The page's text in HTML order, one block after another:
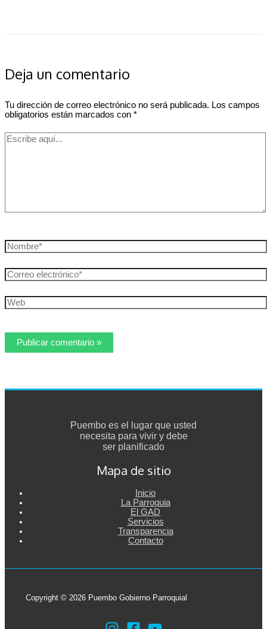
Deja un comentario
Tu dirección de correo electrónico no será publicada. Los campos
obligatorios están marcados con *
Escribe
Nombre*
Correo
electrónico*
Web
Puembo es el lugar que usted
necesita para vivir y debe
ser planificado
Mapa de sitio
Inicio
La Parroquia
El GAD
Servicios
Transparencia
Contacto
Copyright © 2026 Puembo Gobierno Parroquial